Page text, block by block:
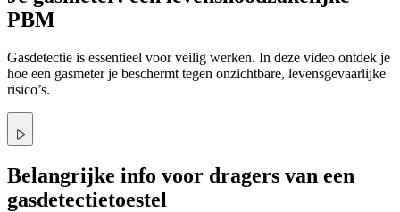
PBM
Gasdetectie is essentieel voor veilig werken. In deze video ontdek je
hoe een gasmeter je beschermt tegen onzichtbare, levensgevaarlijke
risico’s.
Belangrijke info voor dragers van een
gasdetectietoestel